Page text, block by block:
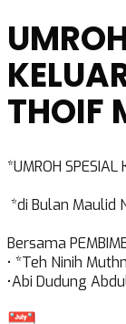
*UMROH SPESIAL
*di Bulan Maulid
Bersama
• *Teh Ninih
•Abi Dudung